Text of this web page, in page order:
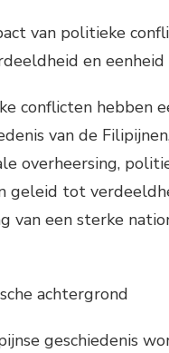
van politieke
en eenheid
conflicten hebben
van de
overheersing,
geleid tot
van een sterke
achtergrond
geschiedenis